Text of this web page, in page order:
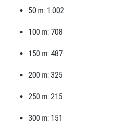
50 m: 1.002
100 m: 708
150 m: 487
200 m: 325
250 m: 215
300 m: 151